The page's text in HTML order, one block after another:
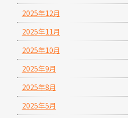
2025年12月
2025年11月
2025年10月
2025年9月
2025年8月
2025年5月